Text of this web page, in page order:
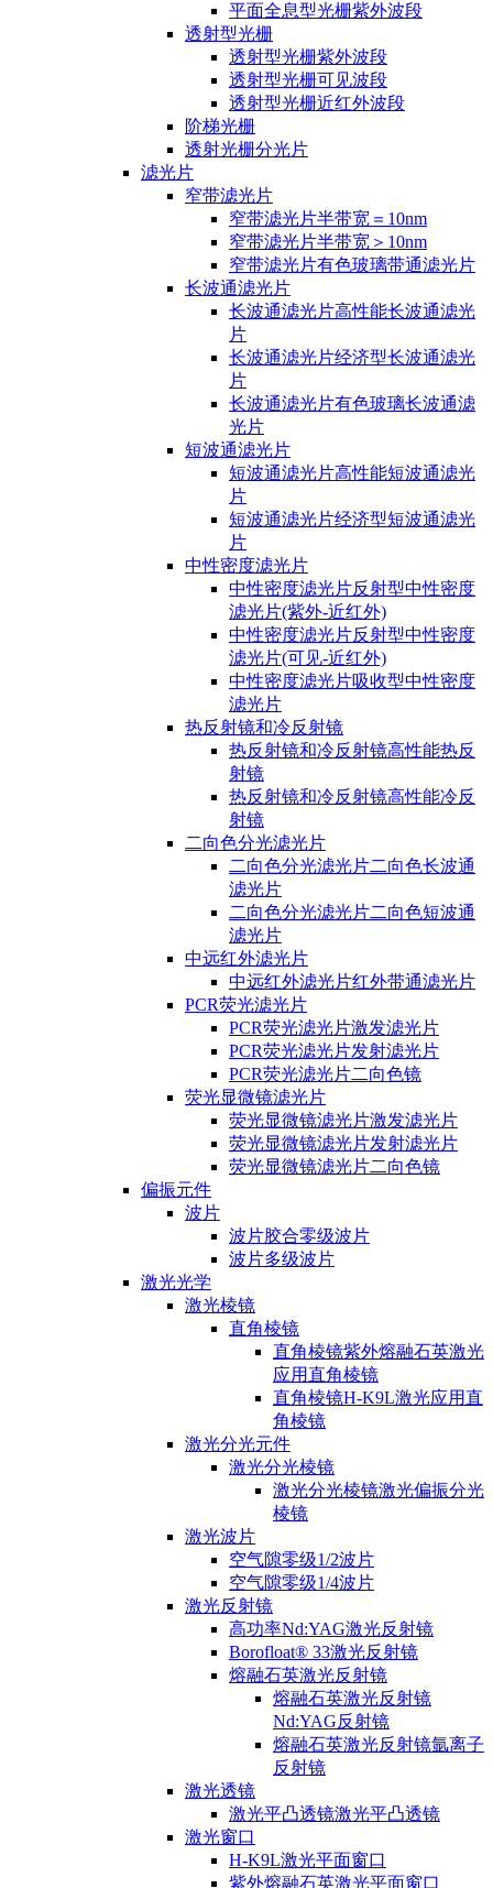
平面全息型光栅紫外波段
透射型光栅
透射型光栅紫外波段
透射型光栅可见波段
透射型光栅近红外波段
阶梯光栅
透射光栅分光片
滤光片
窄带滤光片
窄带滤光片半带宽＝10nm
窄带滤光片半带宽＞10nm
窄带滤光片有色玻璃带通滤光片
长波通滤光片
长波通滤光片高性能长波通滤光
片
长波通滤光片经济型长波通滤光
片
长波通滤光片有色玻璃长波通滤
光片
短波通滤光片
短波通滤光片高性能短波通滤光
片
短波通滤光片经济型短波通滤光
片
中性密度滤光片
中性密度滤光片反射型中性密度
滤光片(紫外-近红外)
中性密度滤光片反射型中性密度
滤光片(可见-近红外)
中性密度滤光片吸收型中性密度
滤光片
热反射镜和冷反射镜
热反射镜和冷反射镜高性能热反
射镜
热反射镜和冷反射镜高性能冷反
射镜
二向色分光滤光片
二向色分光滤光片二向色长波通
滤光片
二向色分光滤光片二向色短波通
滤光片
中远红外滤光片
中远红外滤光片红外带通滤光片
PCR荧光滤光片
PCR荧光滤光片激发滤光片
PCR荧光滤光片发射滤光片
PCR荧光滤光片二向色镜
荧光显微镜滤光片
荧光显微镜滤光片激发滤光片
荧光显微镜滤光片发射滤光片
荧光显微镜滤光片二向色镜
偏振元件
波片
波片胶合零级波片
波片多级波片
激光光学
激光棱镜
直角棱镜
直角棱镜紫外熔融石英激光
应用直角棱镜
直角棱镜H-K9L激光应用直
角棱镜
激光分光元件
激光分光棱镜
激光分光棱镜激光偏振分光
棱镜
激光波片
空气隙零级1/2波片
空气隙零级1/4波片
激光反射镜
高功率Nd:YAG激光反射镜
Borofloat® 33激光反射镜
熔融石英激光反射镜
熔融石英激光反射镜
Nd:YAG反射镜
熔融石英激光反射镜氩离子
反射镜
激光透镜
激光平凸透镜激光平凸透镜
激光窗口
H-K9L激光平面窗口
紫外熔融石英激光平面窗口